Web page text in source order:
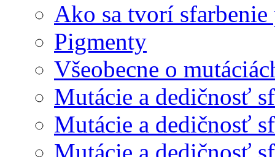
Ako sa tvorí sfarbenie
Pigmenty
Všeobecne o
Mutácie a dedičnosť
Mutácie a dedičnosť
Mutácie a dedičnosť